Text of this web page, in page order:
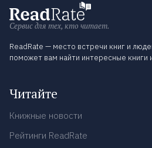
Сервис для тех, кто читает.
ReadRate — место встречи книг и
поможет вам найти интересные книги
Читайте
Книжные новости
Рейтинги ReadRate